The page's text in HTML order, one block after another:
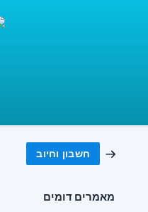
חשבון וחיוב
מאמרים דומים